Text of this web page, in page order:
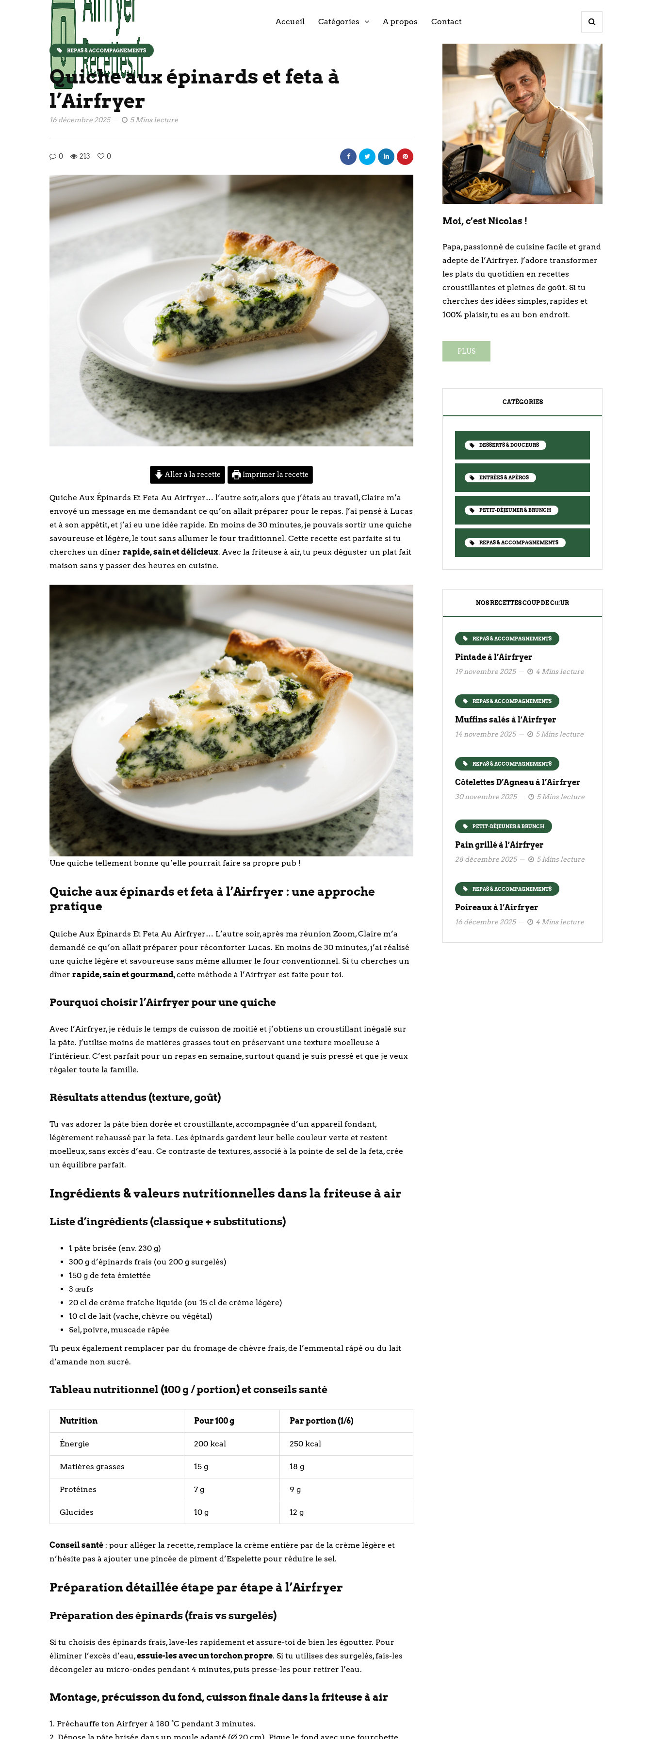
Accueil Catégories A propos Contact
REPAS & ACCOMPAGNEMENTS
Quiche aux épinards et feta à
l’Airfryer
16 décembre 2025 5 Mins lecture
0 213 0
Aller à la recette Imprimer la recette
Quiche Aux Épinards Et Feta Au Airfryer… l’autre soir, alors que j’étais au travail, Claire m’a
envoyé un message en me demandant ce qu’on allait préparer pour le repas. J’ai pensé à Lucas
et à son appétit, et j’ai eu une idée rapide. En moins de 30 minutes, je pouvais sortir une quiche
savoureuse et légère, le tout sans allumer le four traditionnel. Cette recette est parfaite si tu
cherches un dîner rapide, sain et délicieux. Avec la friteuse à air, tu peux déguster un plat fait
maison sans y passer des heures en cuisine.
Une quiche tellement bonne qu’elle pourrait faire sa propre pub !
Quiche aux épinards et feta à l’Airfryer : une approche
pratique
Quiche Aux Épinards Et Feta Au Airfryer… L’autre soir, après ma réunion Zoom, Claire m’a
demandé ce qu’on allait préparer pour réconforter Lucas. En moins de 30 minutes, j’ai réalisé
une quiche légère et savoureuse sans même allumer le four conventionnel. Si tu cherches un
dîner rapide, sain et gourmand, cette méthode à l’Airfryer est faite pour toi.
Pourquoi choisir l’Airfryer pour une quiche
Avec l’Airfryer, je réduis le temps de cuisson de moitié et j’obtiens un croustillant inégalé sur
la pâte. J’utilise moins de matières grasses tout en préservant une texture moelleuse à
l’intérieur. C’est parfait pour un repas en semaine, surtout quand je suis pressé et que je veux
régaler toute la famille.
Résultats attendus (texture, goût)
Tu vas adorer la pâte bien dorée et croustillante, accompagnée d’un appareil fondant,
légèrement rehaussé par la feta. Les épinards gardent leur belle couleur verte et restent
moelleux, sans excès d’eau. Ce contraste de textures, associé à la pointe de sel de la feta, crée
un équilibre parfait.
Ingrédients & valeurs nutritionnelles dans la friteuse à air
Liste d’ingrédients (classique + substitutions)
1 pâte brisée (env. 230 g)
300 g d’épinards frais (ou 200 g surgelés)
150 g de feta émiettée
3 œufs
20 cl de crème fraîche liquide (ou 15 cl de crème légère)
10 cl de lait (vache, chèvre ou végétal)
Sel, poivre, muscade râpée
Tu peux également remplacer par du fromage de chèvre frais, de l’emmental râpé ou du lait
d’amande non sucré.
Tableau nutritionnel (100 g / portion) et conseils santé
Nutrition Pour 100 g Par portion (1/6)
Énergie 200 kcal 250 kcal
Matières grasses 15 g 18 g
Protéines 7 g 9 g
Glucides 10 g 12 g
Conseil santé : pour alléger la recette, remplace la crème entière par de la crème légère et
n’hésite pas à ajouter une pincée de piment d’Espelette pour réduire le sel.
Préparation détaillée étape par étape à l’Airfryer
Préparation des épinards (frais vs surgelés)
Si tu choisis des épinards frais, lave-les rapidement et assure-toi de bien les égoutter. Pour
éliminer l’excès d’eau,essuie-les avec un torchon propre. Si tu utilises des surgelés, fais-les
décongeler au micro-ondes pendant 4 minutes, puis presse-les pour retirer l’eau.
Montage, précuisson du fond, cuisson finale dans la friteuse à air
1. Préchauffe ton Airfryer à 180 °C pendant 3 minutes.
Moi, c’est Nicolas !
Papa, passionné de cuisine facile et grand
adepte de l’Airfryer. J’adore transformer
les plats du quotidien en recettes
croustillantes et pleines de goût. Si tu
cherches des idées simples, rapides et
100% plaisir, tu es au bon endroit.
PLUS
CATÉGORIES
DESSERTS & DOUCEURS
ENTRÉES & APÉROS
PETIT-DÉJEUNER & BRUNCH
REPAS & ACCOMPAGNEMENTS
NOS RECETTES COUP DE CŒUR
REPAS & ACCOMPAGNEMENTS
Pintade à l’Airfryer
19 novembre 2025 4 Mins lecture
REPAS & ACCOMPAGNEMENTS
Muffins salés à l’Airfryer
14 novembre 2025 5 Mins lecture
REPAS & ACCOMPAGNEMENTS
Côtelettes D’Agneau à l’Airfryer
30 novembre 2025 5 Mins lecture
PETIT-DÉJEUNER & BRUNCH
Pain grillé à l’Airfryer
28 décembre 2025 5 Mins lecture
REPAS & ACCOMPAGNEMENTS
Poireaux à l’Airfryer
16 décembre 2025 4 Mins lecture